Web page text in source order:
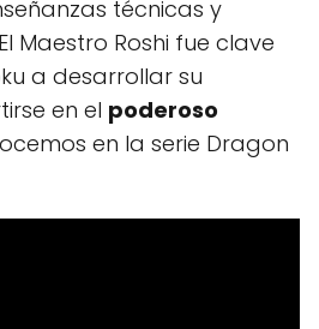
técnicas y
Maestro Roshi fue clave
a desarrollar su
en el poderoso
en la serie Dragon